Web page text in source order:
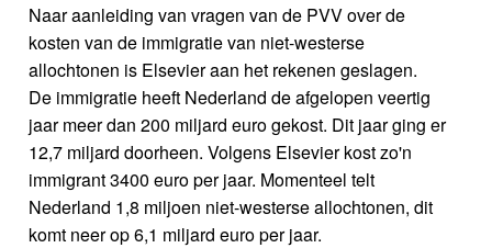
Naar aanleiding van vragen van de PVV over de
kosten van de immigratie van niet-westerse
allochtonen is Elsevier aan het rekenen geslagen.
De immigratie heeft Nederland de afgelopen veertig
jaar meer dan 200 miljard euro gekost. Dit jaar ging er
12,7 miljard doorheen. Volgens Elsevier kost zo'n
immigrant 3400 euro per jaar. Momenteel telt
Nederland 1,8 miljoen niet-westerse allochtonen, dit
komt neer op 6,1 miljard euro per jaar.